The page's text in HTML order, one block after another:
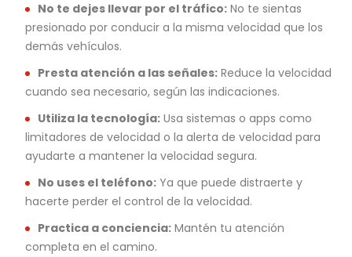
No te dejes llevar por el tráfico: No te sientas
presionado por conducir a la misma velocidad que los
demás vehículos.
Presta atención a las señales: Reduce la velocidad
cuando sea necesario, según las indicaciones.
Utiliza la tecnología: Usa sistemas o apps como
limitadores de velocidad o la alerta de velocidad para
ayudarte a mantener la velocidad segura.
No uses el teléfono: Ya que puede distraerte y
hacerte perder el control de la velocidad.
Practica a conciencia: Mantén tu atención
completa en el camino.